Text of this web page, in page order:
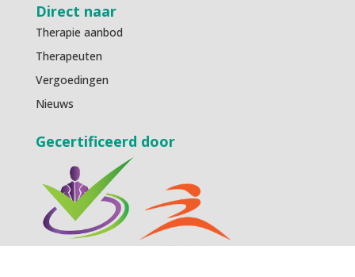
Direct naar
Therapie aanbod
Therapeuten
Vergoedingen
Nieuws
Gecertificeerd door